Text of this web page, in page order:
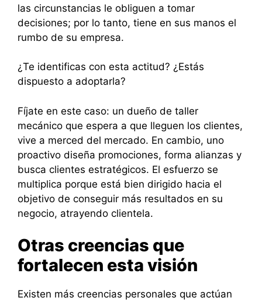
las circunstancias le obliguen a tomar
decisiones; por lo tanto, tiene en sus manos el
rumbo de su empresa.
¿Te identificas con esta actitud? ¿Estás
dispuesto a adoptarla?
Fíjate en este caso: un dueño de taller
mecánico que espera a que lleguen los clientes,
vive a merced del mercado. En cambio, uno
proactivo diseña promociones, forma alianzas y
busca clientes estratégicos. El esfuerzo se
multiplica porque está bien dirigido hacia el
objetivo de conseguir más resultados en su
negocio, atrayendo clientela.
Otras creencias que
fortalecen esta visión
Existen más creencias personales que actúan